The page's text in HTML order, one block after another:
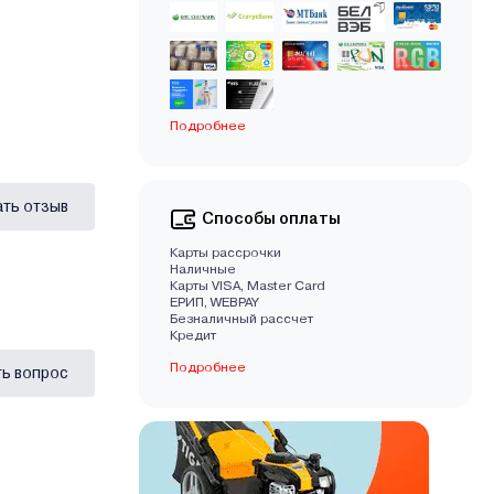
отзыв
вопрос
Подробнее
Способы оплаты
Карты рассрочки
Наличные
Карты VISA, Master Card
EРИП, WEBPAY
Безналичный рассчет
Кредит
Подробнее